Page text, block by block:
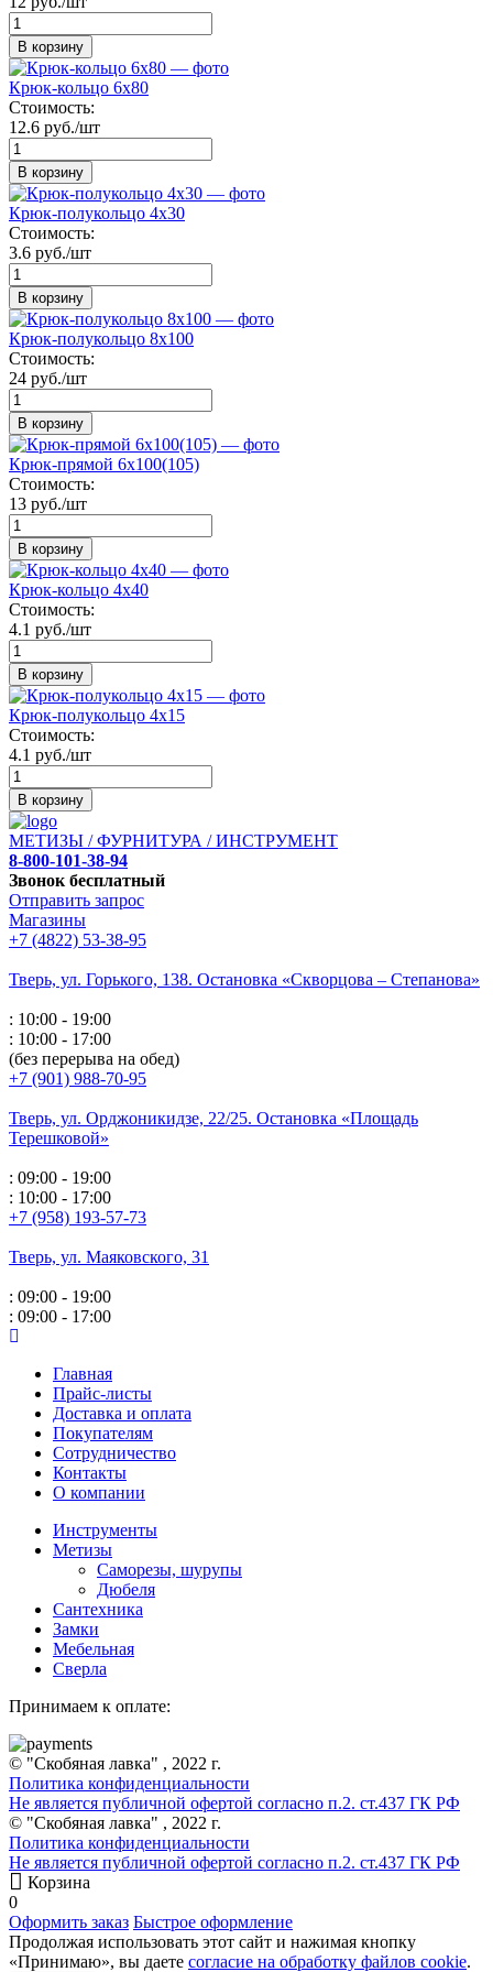
В корзину
Крюк-кольцо 6х80
Стоимость:
12.6 руб./шт
В корзину
Крюк-полукольцо 4х30
Стоимость:
3.6 руб./шт
В корзину
Крюк-полукольцо 8х100
Стоимость:
24 руб./шт
В корзину
Крюк-прямой 6х100(105)
Стоимость:
13 руб./шт
В корзину
Крюк-кольцо 4х40
Стоимость:
4.1 руб./шт
В корзину
Крюк-полукольцо 4х15
Стоимость:
4.1 руб./шт
В корзину
МЕТИЗЫ / ФУРНИТУРА / ИНСТРУМЕНТ
8-800-101-38-94
Звонок бесплатный
Отправить запрос
Магазины
+7 (4822) 53-38-95
Тверь, ул. Горького, 138. Остановка «Скворцова – Степанова»
: 10:00 - 19:00
: 10:00 - 17:00
(без перерыва на обед)
+7 (901) 988-70-95
Тверь, ул. Орджоникидзе, 22/25. Остановка «Площадь
Терешковой»
: 09:00 - 19:00
: 10:00 - 17:00
+7 (958) 193-57-73
Тверь, ул. Маяковского, 31
: 09:00 - 19:00
: 09:00 - 17:00
Главная
Прайс-листы
Доставка и оплата
Покупателям
Сотрудничество
Контакты
О компании
Инструменты
Метизы
Саморезы, шурупы
Дюбеля
Сантехника
Замки
Мебельная
Сверла
Принимаем к оплате:
© "Скобяная лавка" , 2022 г.
Политика конфиденциальности
Не является публичной офертой согласно п.2. ст.437 ГК РФ
© "Скобяная лавка" , 2022 г.
Политика конфиденциальности
Не является публичной офертой согласно п.2. ст.437 ГК РФ
Корзина
0
Оформить заказ Быстрое оформление
Продолжая использовать этот сайт и нажимая кнопку
«Принимаю», вы даете согласие на обработку файлов cookie.